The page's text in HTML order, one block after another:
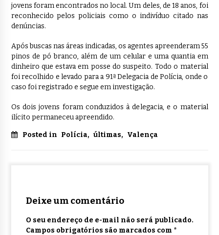
jovens foram encontrados no local. Um deles, de 18 anos, foi
reconhecido pelos policiais como o indivíduo citado nas
denúncias.
Após buscas nas áreas indicadas, os agentes apreenderam 55
pinos de pó branco, além de um celular e uma quantia em
dinheiro que estava em posse do suspeito. Todo o material
foi recolhido e levado para a 91ª Delegacia de Polícia, onde o
caso foi registrado e segue em investigação.
Os dois jovens foram conduzidos à delegacia, e o material
ilícito permaneceu apreendido.
Posted in Polícia, últimas, Valença
Deixe um comentário
O seu endereço de e-mail não será publicado.
Campos obrigatórios são marcados com *